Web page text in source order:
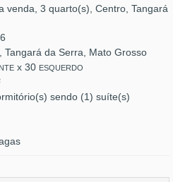
venda, 3 quarto(s), Centro, Tangará
Tangará da Serra, Mato Grosso
x 30 ESQUERDO
sendo (1) suíte(s)